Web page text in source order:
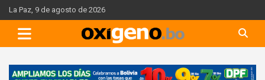
Skip
to
content
La Paz, 9 de agosto de 2026
A